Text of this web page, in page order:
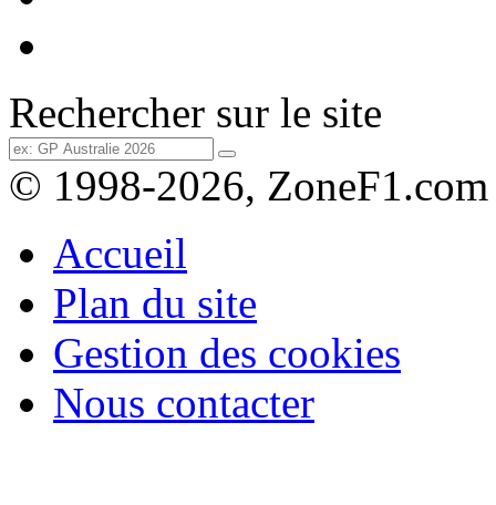
Rechercher sur le site
© 1998-2026, ZoneF1.com
Accueil
Plan du site
Gestion des cookies
Nous contacter